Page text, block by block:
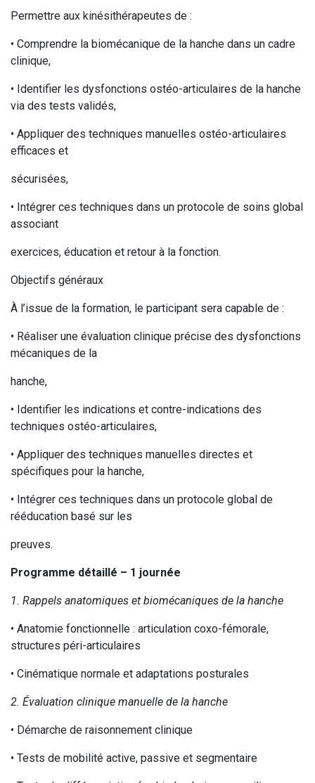
Permettre aux kinésithérapeutes de :
• Comprendre la biomécanique de la hanche dans un cadre
clinique,
• Identifier les dysfonctions ostéo-articulaires de la hanche
via des tests validés,
• Appliquer des techniques manuelles ostéo-articulaires
efficaces et
sécurisées,
• Intégrer ces techniques dans un protocole de soins global
associant
exercices, éducation et retour à la fonction.
Objectifs généraux
À l’issue de la formation, le participant sera capable de :
• Réaliser une évaluation clinique précise des dysfonctions
mécaniques de la
hanche,
• Identifier les indications et contre-indications des
techniques ostéo-articulaires,
• Appliquer des techniques manuelles directes et
spécifiques pour la hanche,
• Intégrer ces techniques dans un protocole global de
rééducation basé sur les
preuves.
Programme détaillé – 1 journée
1. Rappels anatomiques et biomécaniques de la hanche
• Anatomie fonctionnelle : articulation coxo-fémorale,
structures péri-articulaires
• Cinématique normale et adaptations posturales
2. Évaluation clinique manuelle de la hanche
• Démarche de raisonnement clinique
• Tests de mobilité active, passive et segmentaire